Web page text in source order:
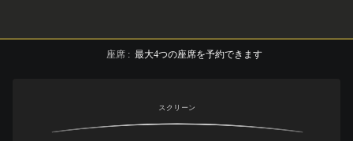
座席 : 最大4つの座席を予約できます
スクリーン